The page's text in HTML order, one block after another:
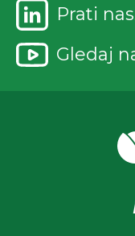
Prati
Gledaj